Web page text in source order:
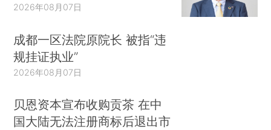
2026年08月07日
成都一区法院原院长 被指“违
规挂证执业”
2026年08月07日
贝恩资本宣布收购贡茶 在中
国大陆无法注册商标后退出市